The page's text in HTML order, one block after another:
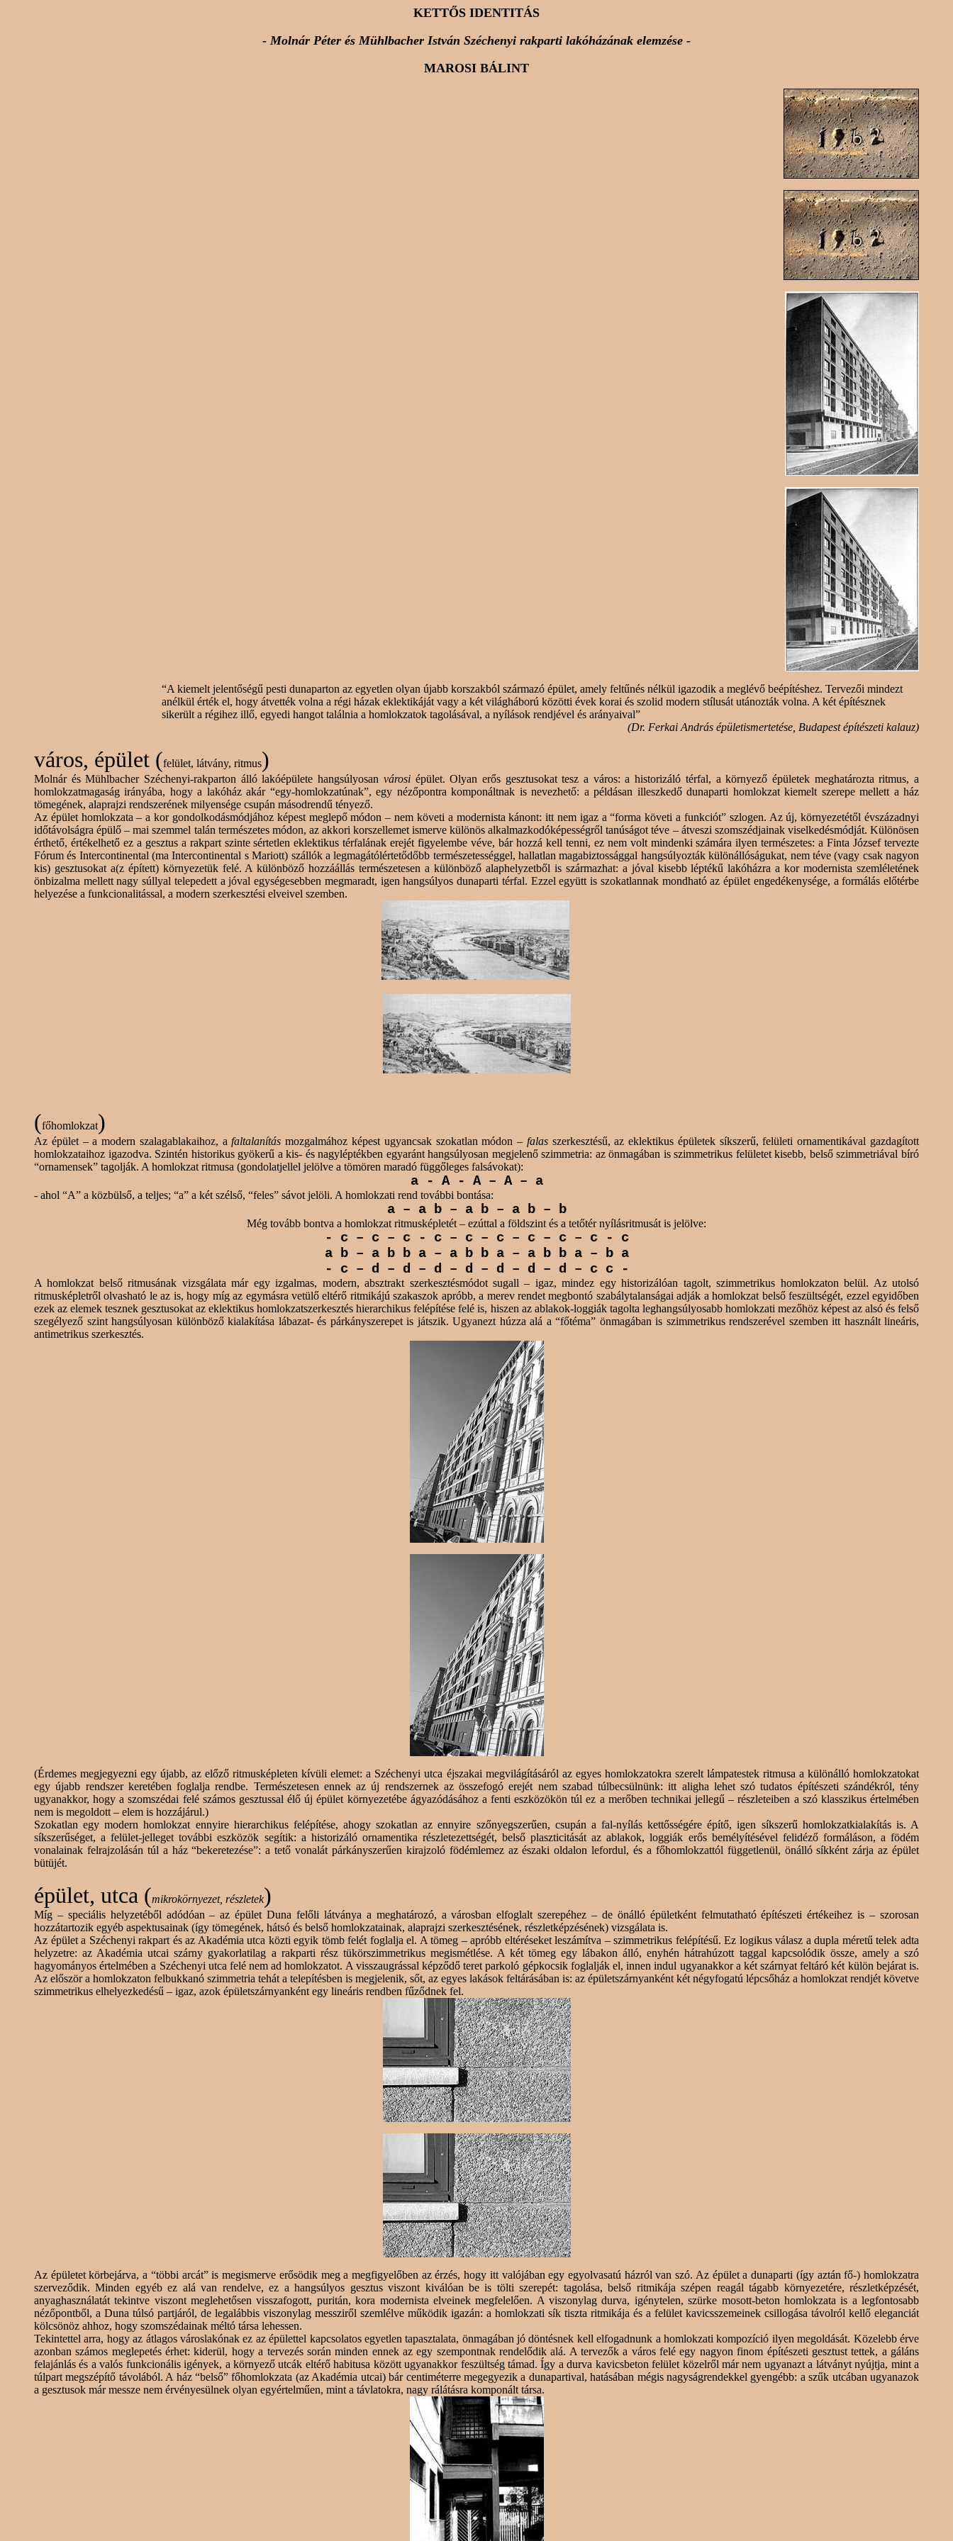
KETTŐS IDENTITÁS
- Molnár Péter és Mühlbacher István Széchenyi rakparti lakóházának elemzése -
MAROSI BÁLINT
“A kiemelt jelentőségű pesti dunaparton az egyetlen olyan újabb korszakból származó épület, amely feltűnés nélkül igazodik a meglévőbeépítéshez. Tervezői mindezt
anélkül érték el, hogy átvették volna a régi házak eklektikáját vagy a két világháború közötti évek korai és szolid modern stílusátutánozták volna. A két építésznek
sikerült a régihez illő, egyedi hangot találnia a homlokzatok tagolásával, a nyílások rendjével és arányaival”
(Dr. Ferkai András épületismertetése, Budapest építészeti kalauz)
város, épület (felület, látvány, ritmus)
Molnár ésMühlbacherSzéchenyi-rakparton álló lakóépülete hangsúlyosan városiépület. Olyan erős gesztusokat tesz a város: ahistorizáló térfal, a környező épületekmeghatározta ritmus, a
homlokzatmagaság irányába, hogy a lakóház akár “egy-homlokzatúnak”, egy nézőpontra komponáltnak is nevezhető: a példásan illeszkedődunaparti homlokzat kiemelt szerepe mellett a ház
tömegének, alaprajzi rendszerének milyensége csupán másodrendű tényező.
Az épület homlokzata – a kor gondolkodásmódjához képest meglepő módon – nem követi a modernista kánont: itt nem igaz a “forma követi a funkciót” szlogen. Az új, környezetétől évszázadnyi
időtávolságra épülő – mai szemmel talán természetes módon, az akkori korszellemet ismerve különös alkalmazkodóképességről tanúságot téve – átveszi szomszédjainak viselkedésmódját. Különösen
érthető, értékelhető ez a gesztus a rakpart szinte sértetlen eklektikus térfalának erejét figyelembe véve, bár hozzá kell tenni, ez nem volt mindenki számára ilyen természetes: aFinta József tervezte
Fórum és Intercontinental (ma Intercontinental sMariott) szállók alegmagátólértetődőbb természetességgel, hallatlan magabiztossággal hangsúlyozták különállóságukat, nem téve (vagy csak nagyon
kis) gesztusokat a(z épített) környezetük felé. A különböző hozzáállás természetesen a különböző alaphelyzetből is származhat: a jóval kisebb léptékű lakóházra a kor modernista szemléletének
önbizalma mellett nagy súllyal telepedett a jóval egységesebben megmaradt, igen hangsúlyosdunaparti térfal. Ezzel együtt is szokatlannak mondható az épület engedékenysége, a formálás előtérbe
helyezése a funkcionalitással, a modern szerkesztési elveivel szemben.
(főhomlokzat)
Az épület – a modern szalagablakaihoz, afaltalanítás mozgalmához képest ugyancsak szokatlan módon – falasszerkesztésű, az eklektikus épületek síkszerű, felületi ornamentikával gazdagított
homlokzataihoz igazodva. Szintén historikus gyökerű a kis- és nagyléptékben egyaránt hangsúlyosan megjelenő szimmetria: az önmagában is szimmetrikus felületet kisebb, belső szimmetriával bíró
“ornamensek” tagolják. A homlokzat ritmusa (gondolatjellel jelölve a tömören maradó függőleges falsávokat):
a - A - A – A – a
- ahol “A” a közbülső, a teljes; “a” a két szélső, “feles” sávot jelöli. A homlokzati rend további bontása:
a– a b – a b – a b – b
Még tovább bontva a homlokzat ritmusképletét – ezúttal a földszint és a tetőtér nyílásritmusát is jelölve:
- c – c – c - c – c – c – c – c – c - c
a b – a b ba – a b ba – a b ba – b a
- c – d – d – d – d – d – d – d – c c-
A homlokzat belső ritmusának vizsgálata már egy izgalmas, modern, absztrakt szerkesztésmódot sugall – igaz, mindez egyhistorizálóan tagolt, szimmetrikus homlokzaton belül. Az utolsó
ritmusképletről olvasható le az is, hogy míg az egymásra vetülő eltérő ritmikájú szakaszok apróbb, a merev rendet megbontó szabálytalanságai adják a homlokzat belső feszültségét, ezzel egyidőben
ezek az elemek tesznek gesztusokat az eklektikus homlokzatszerkesztés hierarchikus felépítése felé is, hiszen az ablakok-loggiák tagolta leghangsúlyosabb homlokzati mezőhöz képest az alsó és felső
szegélyező szint hangsúlyosan különböző kialakítása lábazat- és párkányszerepet is játszik. Ugyanezt húzza alá a “főtéma” önmagában is szimmetrikus rendszerével szemben itt használt lineáris,
antimetrikus szerkesztés.
(Érdemes megjegyezni egy újabb, az előző ritmusképleten kívüli elemet: a Széchenyi utca éjszakai megvilágításáról az egyes homlokzatokra szerelt lámpatestek ritmusa a különálló homlokzatokat
egy újabb rendszer keretében foglalja rendbe. Természetesen ennek az új rendszernek az összefogó erejét nem szabad túlbecsülnünk: itt aligha lehet szó tudatos építészeti szándékról, tény
ugyanakkor, hogy aszomszédai felé számos gesztussal élő új épület környezetébe ágyazódásához a fenti eszközökön túl ez a merőben technikai jellegű – részleteiben a szó klasszikus értelmében
nem is megoldott – elem is hozzájárul.)
Szokatlan egy modern homlokzat ennyire hierarchikus felépítése, ahogy szokatlan az ennyire szőnyegszerűen, csupán a fal-nyílás kettősségére építő, igen síkszerű homlokzatkialakítás is. A
síkszerűséget, a felület-jelleget további eszközök segítik: a historizálóornamentika részletezettségét, belső plaszticitását az ablakok, loggiák erős bemélyítésével felidéző formáláson, a födém
vonalainak felrajzolásán túl a ház “bekeretezése”: a tető vonalát párkányszerűen kirajzoló födémlemez az északi oldalon lefordul, és a főhomlokzattól függetlenül, önálló síkként zárja az épület
bütüjét.
épület, utca (mikrokörnyezet, részletek)
Míg – speciális helyzetéből adódóan – az épület Duna felőli látványa a meghatározó, a városban elfoglalt szerepéhez – de önálló épületként felmutatható építészeti értékeihez is – szorosan
hozzátartozik egyéb aspektusainak (így tömegének, hátsó és belső homlokzatainak, alaprajzi szerkesztésének, részletképzésének) vizsgálata is.
Az épület a Széchenyi rakpart és az Akadémia utca közti egyik tömb felét foglalja el. A tömeg – apróbb eltéréseket leszámítva – szimmetrikus felépítésű. Ez logikus válasz a dupla méretű telek adta
helyzetre: az Akadémia utcai szárny gyakorlatilag a rakparti rész tükörszimmetrikus megismétlése. A két tömeg egy lábakon álló, enyhén hátrahúzott taggal kapcsolódik össze, amely a szó
hagyományos értelmében a Széchenyi utca felé nem ad homlokzatot. A visszaugrással képződő teret parkoló gépkocsik foglalják el, innen indul ugyanakkor a két szárnyat feltáró két külön bejárat is.
Az először a homlokzaton felbukkanó szimmetria tehát a telepítésben is megjelenik, sőt, az egyes lakások feltárásában is: az épületszárnyanként két négyfogatú lépcsőház a homlokzat rendjét követve
szimmetrikus elhelyezkedésű – igaz, azok épületszárnyanként egy lineáris rendben fűződnek fel.
Az épületet körbejárva, a “többi arcát” is megismerve erősödik meg a megfigyelőben az érzés, hogy itt valójában egy egyolvasatú házról van szó. Az épület adunaparti (így aztán fő-) homlokzatra
szerveződik. Minden egyéb ez alá van rendelve, ez a hangsúlyos gesztus viszont kiválóan be is tölti szerepét: tagolása, belső ritmikája szépen reagál tágabb környezetére, részletképzését,
anyaghasználatát tekintve viszontmeglehetősen visszafogott, puritán, kora modernista elveinek megfelelően. A viszonylag durva, igénytelen, szürke mosott-beton homlokzata is a legfontosabb
nézőpontből, a Duna túlsó partjáról, de legalábbis viszonylag messziről szemlélve működik igazán: a homlokzati sík tiszta ritmikája és a felület kavicsszemeinek csillogása távolról kellő eleganciát
kölcsönöz ahhoz, hogy szomszédainak méltó társa lehessen.
Tekintettel arra, hogy az átlagos városlakónak ez az épülettel kapcsolatos egyetlen tapasztalata, önmagában jó döntésnek kell elfogadnunk a homlokzati kompozíció ilyen megoldását. Közelebb érve
azonban számos meglepetés érhet: kiderül, hogy a tervezés során minden ennek az egy szempontnak rendelődik alá. A tervezők a város felé egy nagyon finom építészeti gesztust tettek, a gáláns
felajánlás és a valós funkcionális igények, a környező utcák eltérő habitusa között ugyanakkor feszültség támad. Így a durva kavicsbeton felület közelről már nem ugyanazt a látványt nyújtja, mint a
túlpart megszépítő távolából. A ház “belső” főhomlokzata (az Akadémia utcai) bár centiméterre megegyezik a dunapartival, hatásában mégis nagyságrendekkel gyengébb: a szűk utcában ugyanazok
a gesztusok már messze nem érvényesülnek olyan egyértelműen, mint a távlatokra, nagy rálátásra komponált társa.